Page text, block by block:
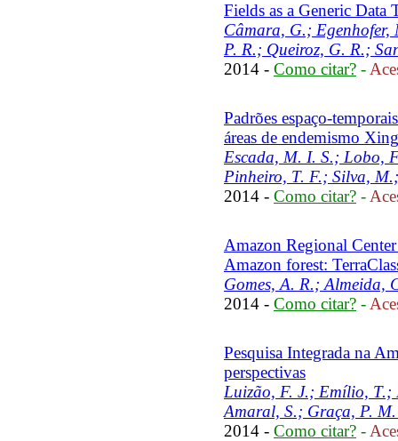
Fields as a Generic
Câmara, G.;
P. R.; Queiroz, G. R.;
2014 - Como citar? -
Padrões espaço-
áreas de endemismo
Escada, M. I. S.; Lobo,
Pinheiro, T. F.; Silva,
2014 - Como citar? -
Amazon Regional
Amazon forest:
Gomes, A. R.; Almeida,
2014 - Como citar? -
Pesquisa Integrada na
perspectivas
Luizão, F. J.; Emílio,
Amaral, S.; Graça, P.
2014 - Como citar? -